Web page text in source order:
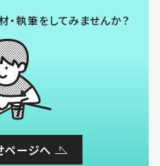
・執筆をしてみませんか？
ページへ